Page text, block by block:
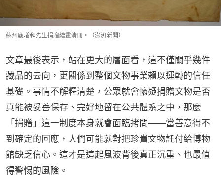
蘇州龐增和先生捐贈繪畫清冊。（澎湃新聞）
文章最後表示，站在更大的層面看，這不僅關乎幾件
藏品的去向，更關係到整個文物事業賴以運轉的信任
基礎。事情不解釋清楚，公眾就會懷疑捐贈文物是否
真能被妥善保存、完好地留在公共體系之中，那麼
「捐贈」這一制度本身就會面臨拷問——當善意得不
到確定的回應，人們可能就對把珍貴文物託付給博物
館缺乏信心。這才是這起風波背後真正沉重、也最值
得警惕的風險。